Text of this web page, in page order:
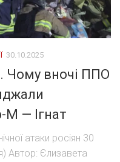
30.10.2025
Чому вночі ППО
М — Ігнат
атаки росіян 30
Автор: Єлизавета